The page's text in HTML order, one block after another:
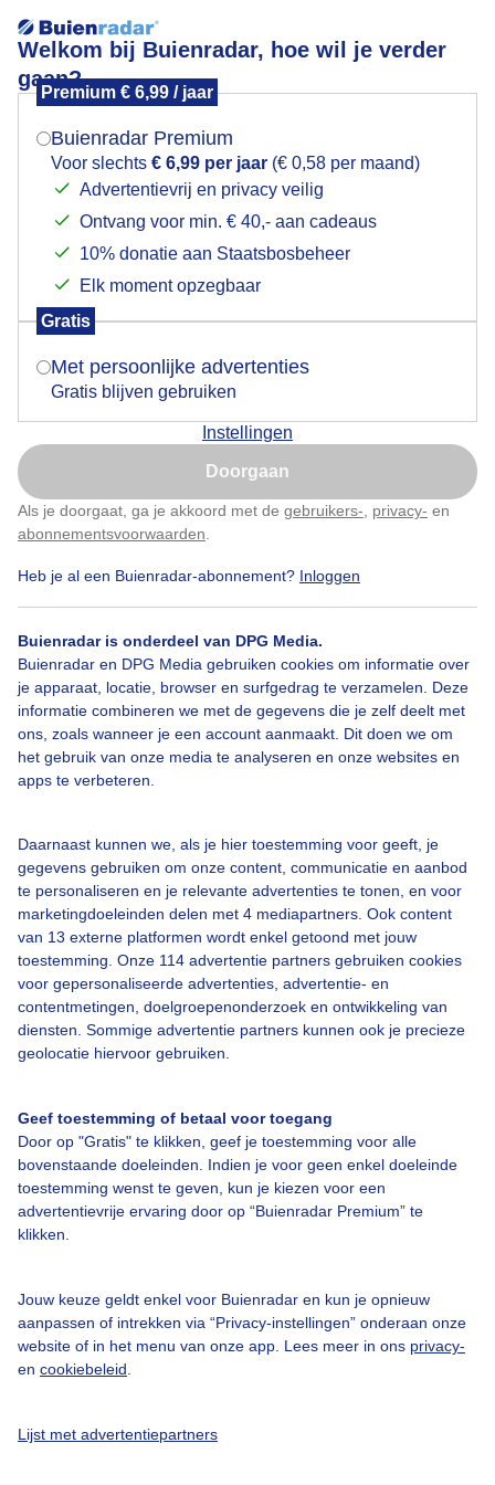
Welkom bij Buienradar, hoe wil je verder
gaan?
Premium € 6,99 / jaar
Buienradar Premium
Voor slechts € 6,99 per jaar (€ 0,58 per maand)
Advertentievrij en privacy veilig
Ontvang voor min. € 40,- aan cadeaus
10% donatie aan Staatsbosbeheer
Elk moment opzegbaar
Gratis
Met persoonlijke advertenties
Gratis blijven gebruiken
Instellingen
Doorgaan
Als je doorgaat, ga je akkoord met de gebruikers- privacy- en
abonnementsvoorwaarden
Heb je al een Buienradar-abonnement? Inloggen
Buienradar is onderdeel van DPG Media.
Buienradar en DPG Media gebruiken cookies om informatie over
je apparaat, locatie, browser en surfgedrag te verzamelen. Deze
informatie combineren we met de gegevens die je zelf deelt met
ons, zoals wanneer je een account aanmaakt. Dit doen we om
het gebruik van onze media te analyseren en onze websites en
apps te verbeteren.
Daarnaast kunnen we, als je hier toestemming voor geeft, je
gegevens gebruiken om onze content, communicatie en aanbod
te personaliseren en je relevante advertenties te tonen, en voor
marketingdoeleinden delen met 4 mediapartners. Ook content
van 13 externe platformen wordt enkel getoond met jouw
toestemming. Onze 114 advertentie partners gebruiken cookies
voor gepersonaliseerde advertenties, advertentie- en
contentmetingen, doelgroepenonderzoek en ontwikkeling van
diensten. Sommige advertentie partners kunnen ook je precieze
geolocatie hiervoor gebruiken.
Geef toestemming of betaal voor toegang
Door op "Gratis" te klikken, geef je toestemming voor alle
bovenstaande doeleinden. Indien je voor geen enkel doeleinde
toestemming wenst te geven, kun je kiezen voor een
advertentievrije ervaring door op “Buienradar Premium” te
klikken.
Jouw keuze geldt enkel voor Buienradar en kun je opnieuw
aanpassen of intrekken via “Privacy-instellingen” onderaan onze
website of in het menu van onze app. Lees meer in ons privacy-
en cookiebeleid
Lijst met advertentiepartners
Dreigende wolken
En harde wind , dus toch droog bij de auto
aangekomen
Door: caroline berkers Gemaakt: 08-06-2025, 103x bekeken
Lente Wolken Wind
Bekijk slideshow
Een moment geduld aub...
Bedrijfsgegevens
Veelgestelde vragen
Contact
Gebruikersvoorwaarden
Adverteren
Privacy beleid
Mogen we je locatie gebruiken voor het
Indien je hier nog geen akkoord op hebt gegeven,
verschijnt er zo een pop-up uit je browser waarin
Is goed, toon de popup
Nu niet, misschien later
Klik hierom dit aan te passen